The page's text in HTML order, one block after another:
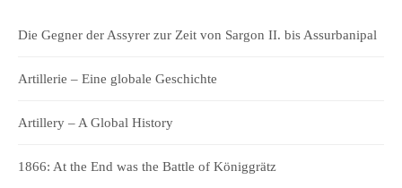
Die Gegner der Assyrer zur Zeit von Sargon II. bis Assurbanipal
Artillerie – Eine globale Geschichte
Artillery – A Global History
1866: At the End was the Battle of Königgrätz